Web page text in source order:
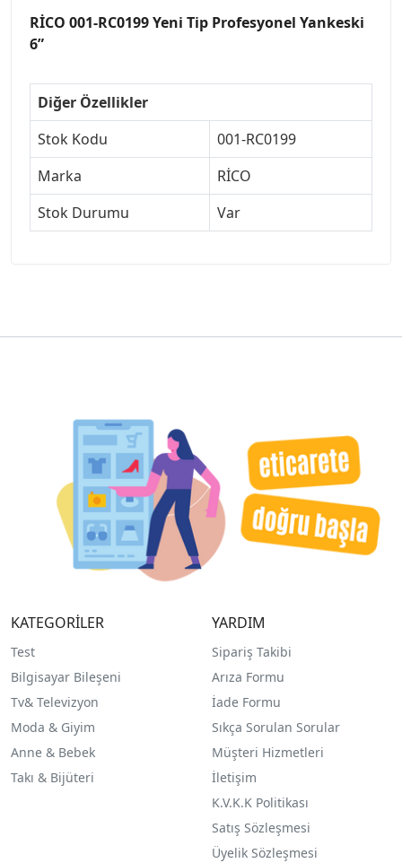
RİCO 001-RC0199 Yeni Tip Profesyonel Yankeski
6”
Diğer Özellikler
Stok Kodu
001-RC0199
Marka
RİCO
Stok Durumu
Var
KATEGORİLER
Test
Bilgisayar Bileşeni
Tv& Televizyon
Moda & Giyim
Anne & Bebek
Takı & Bijüteri
YARDIM
Sipariş Takibi
Arıza Formu
İade Formu
Sıkça Sorulan Sorular
Müşteri Hizmetleri
İletişim
K.V.K.K Politikası
Satış Sözleşmesi
Üyelik Sözleşmesi